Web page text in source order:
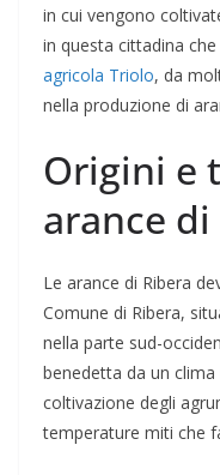
in cui vengono
in questa cittadina
agricola Triolo, da
nella produzione di
Origini e
arance di
Le arance di Ribera
Comune di Ribera,
nella parte sud-
benedetta da un
coltivazione degli
temperature miti che